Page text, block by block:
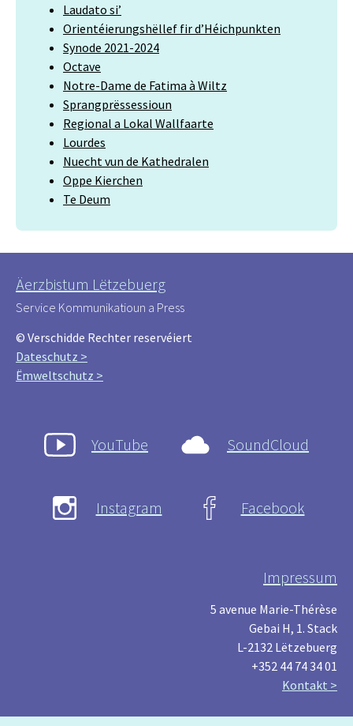
Laudato si’
Orientéierungshëllef fir d’Héichpunkten
Synode 2021-2024
Octave
Notre-Dame de Fatima à Wiltz
Sprangprëssessioun
Regional a Lokal Wallfaarte
Lourdes
Nuecht vun de Kathedralen
Oppe Kierchen
Te Deum
Äerzbistum Lëtzebuerg
Service Kommunikatioun a Press
© Verschidde Rechter reservéiert
Dateschutz >
Ëmweltschutz >
YouTube SoundCloud
Instagram Facebook
Impressum
5 avenue Marie-Thérèse
Gebai H, 1. Stack
L-2132 Lëtzebuerg
+352 44 74 34 01
Kontakt >